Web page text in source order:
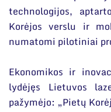
technologijos,
Korėjos verslu ir
numatomi pilotiniai
Ekonomikos ir
lydėjęs Lietuvos
pažymėjo: „Pietų